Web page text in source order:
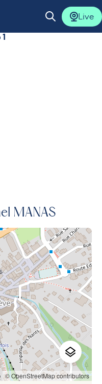
Ouvrir la
Live
MANAS
1
© OpenStreetMap contributors